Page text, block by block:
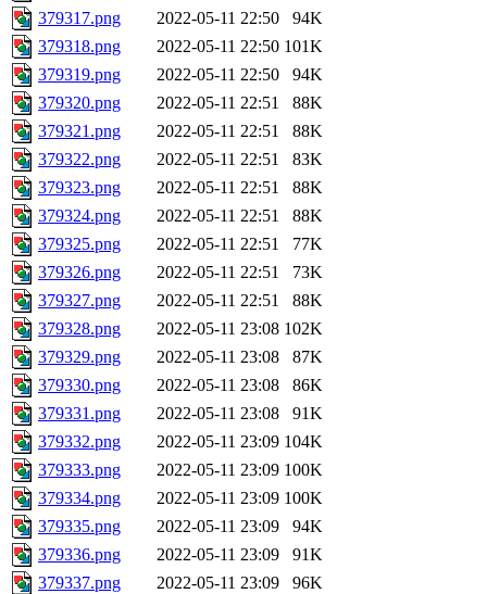
379317.png
2022-05-11 22:50
94K
379318.png
2022-05-11 22:50 101K
379319.png
2022-05-11 22:50
94K
379320.png
2022-05-11 22:51
88K
379321.png
2022-05-11 22:51
88K
379322.png
2022-05-11 22:51
83K
379323.png
2022-05-11 22:51
88K
379324.png
2022-05-11 22:51
88K
379325.png
2022-05-11 22:51
77K
379326.png
2022-05-11 22:51
73K
379327.png
2022-05-11 22:51
88K
379328.png
2022-05-11 23:08 102K
379329.png
2022-05-11 23:08
87K
379330.png
2022-05-11 23:08
86K
379331.png
2022-05-11 23:08
91K
379332.png
2022-05-11 23:09 104K
379333.png
2022-05-11 23:09 100K
379334.png
2022-05-11 23:09 100K
379335.png
2022-05-11 23:09
94K
379336.png
2022-05-11 23:09
91K
379337.png
2022-05-11 23:09
96K